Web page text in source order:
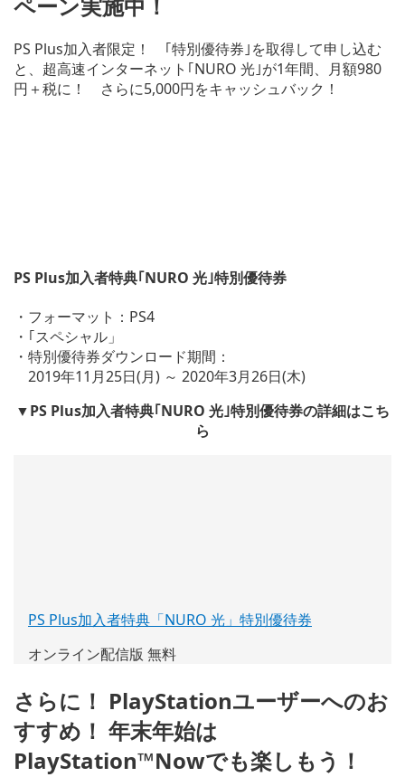
で
開
く)
PS Plus加入者限定！ ｢特別優待券｣を取得して申し込む
と、超高速インターネット｢NURO 光｣が1年間、月額980
円＋税に！ さらに5,000円をキャッシュバック！
PS Plus加入者特典｢NURO 光｣特別優待券
・フォーマット：PS4
・｢スペシャル」
・特別優待券ダウンロード期間：
2019年11月25日(月) ～ 2020年3月26日(木)
▼PS Plus加入者特典｢NURO 光｣特別優待券の詳細はこち
ら
PS Plus加入者特典「NURO 光」特別優待券
ィ
ウ
オンライン配信版 無料
さらに！ PlayStationユーザーへのお
すすめ！ 年末年始は
PlayStation™Nowでも楽しもう！